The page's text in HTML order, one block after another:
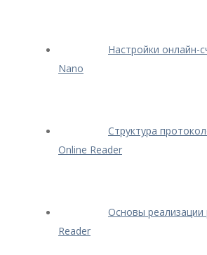
Настройки онлайн-
Nano
Структура
Online Reader
Основы реализации
Reader